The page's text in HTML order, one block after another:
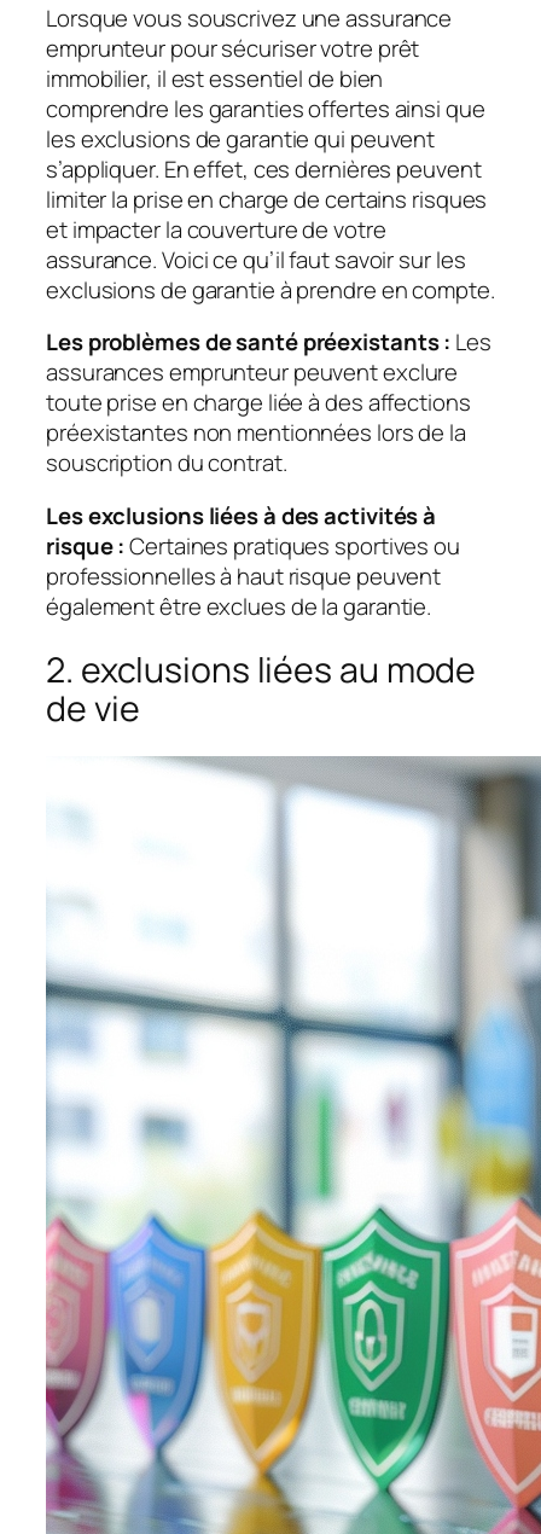
Lorsque vous souscrivez une assurance
emprunteur pour sécuriser votre prêt
immobilier, il est essentiel de bien
comprendre les garanties offertes ainsi que
les exclusions de garantie qui peuvent
s’appliquer. En effet, ces dernières peuvent
limiter la prise en charge de certains risques
et impacter la couverture de votre
assurance. Voici ce qu’il faut savoir sur les
exclusions de garantie à prendre en compte.
Les problèmes de santé préexistants : Les
assurances emprunteur peuvent exclure
toute prise en charge liée à des affections
préexistantes non mentionnées lors de la
souscription du contrat.
Les exclusions liées à des activités à
risque :Certaines pratiques sportives ou
professionnelles à haut risque peuvent
également être exclues de la garantie.
2. exclusions liées au mode
de vie